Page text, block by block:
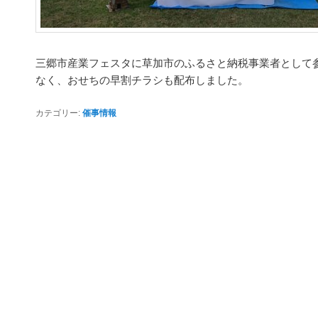
三郷市産業フェスタに草加市のふるさと納税事業者とし
なく、おせちの早割チラシも配布しました。
カテゴリー: 催事情報